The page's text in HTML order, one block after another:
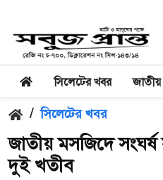
সিলেটের খবর জাতীয়
/ সিলেটের খবর
জাতীয় মসজিদে সংঘর্ষ
দুই খতীব